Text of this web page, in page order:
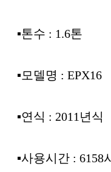
▪︎톤수 : 1.6톤
▪︎모델명 : EPX16
▪︎연식 : 2011년식
▪︎사용시간 : 6158